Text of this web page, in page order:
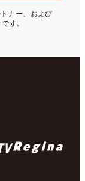
ナー、および
す。